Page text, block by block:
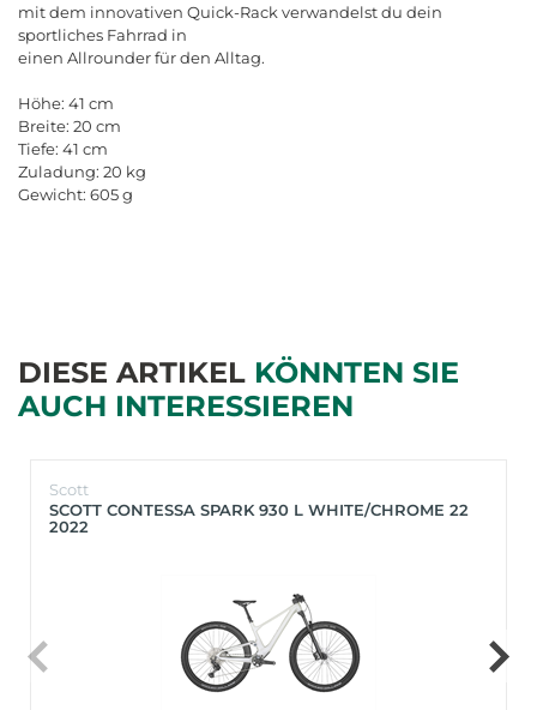
mit dem innovativen Quick-Rack verwandelst du dein
sportliches Fahrrad in
einen Allrounder für den Alltag.
Höhe: 41 cm
Breite: 20 cm
Tiefe: 41 cm
Zuladung: 20 kg
Gewicht: 605 g
DIESE ARTIKEL KÖNNTEN SIE
AUCH INTERESSIEREN
Scott
SCOTT CONTESSA SPARK 930 L WHITE/CHROME 22
2022